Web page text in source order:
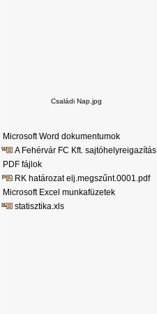
Családi Nap.jpg
Microsoft Word dokumentumok
A Fehérvár FC Kft.
PDF fájlok
RK határozat elj.megszűnt.0001.pdf
Microsoft Excel munkafüzetek
statisztika.xls